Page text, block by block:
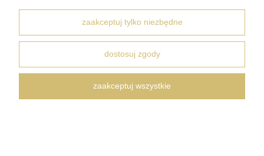
do koszyka
zaakceptuj tylko niezbędne
dostosuj zgody
zaakceptuj wszystkie